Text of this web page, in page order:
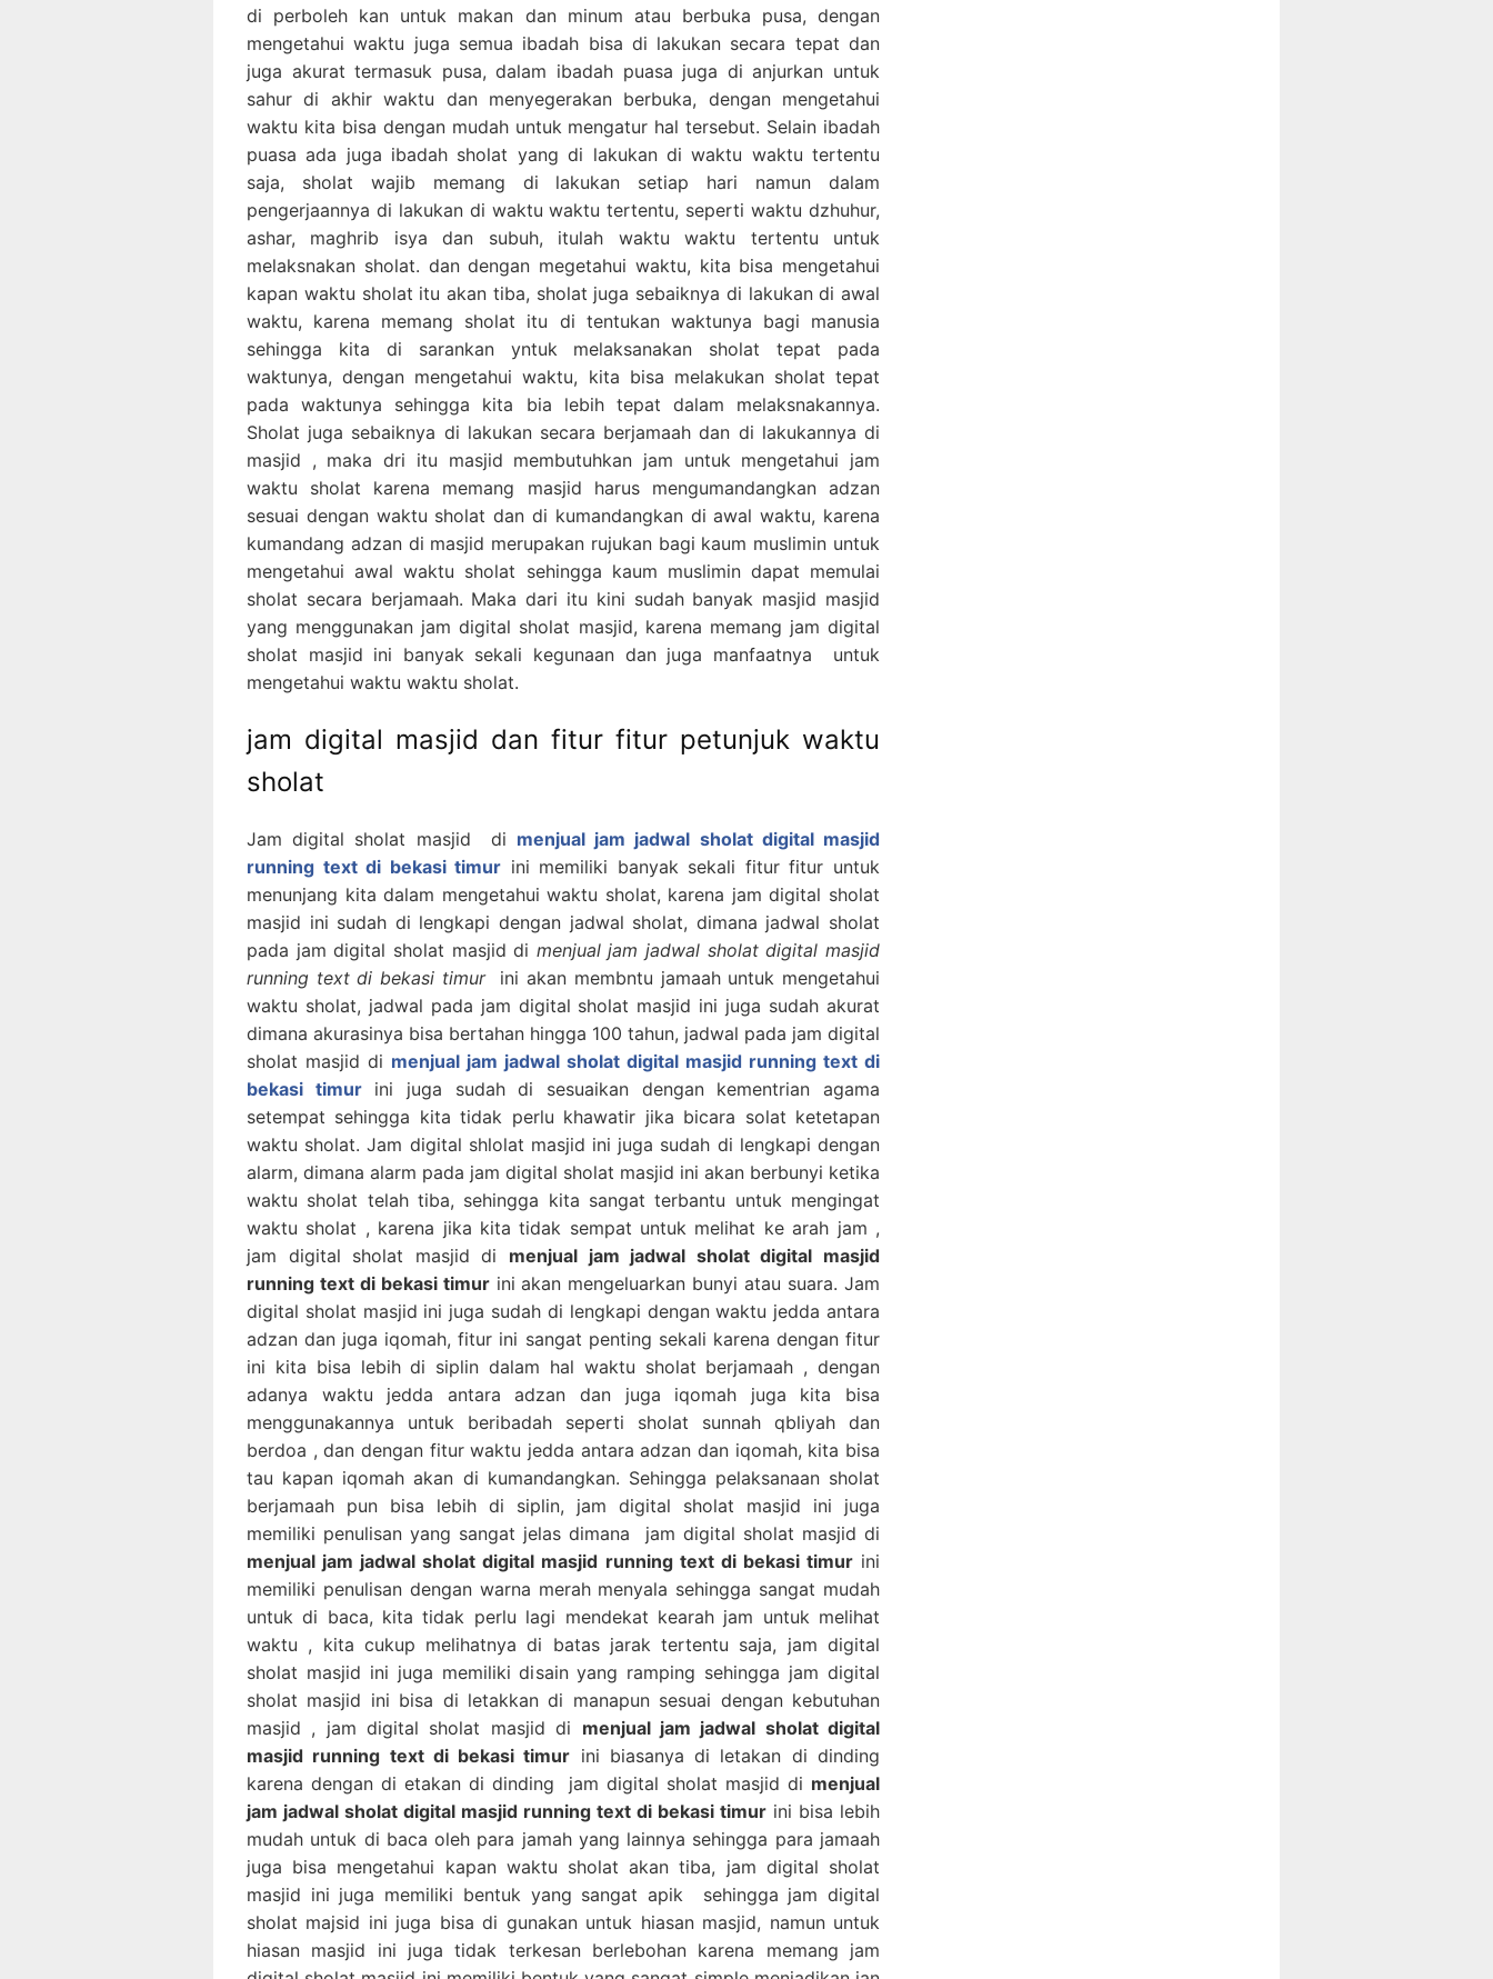
di perboleh kan untuk makan dan minum atau berbuka pusa, dengan
mengetahui waktu juga semua ibadah bisa di lakukan secara tepat dan
juga akurat termasuk pusa, dalam ibadah puasa juga di anjurkan untuk
sahur di akhir waktu dan menyegerakan berbuka, dengan mengetahui
waktu kita bisa dengan mudah untuk mengatur hal tersebut. Selain ibadah
puasa ada juga ibadah sholat yang di lakukan di waktu waktu tertentu
saja, sholat wajib memang di lakukan setiap hari namun dalam
pengerjaannya di lakukan di waktu waktu tertentu, seperti waktu dzhuhur,
ashar, maghrib isya dan subuh, itulah waktu waktu tertentu untuk
melaksnakan sholat. dan dengan megetahui waktu, kita bisa mengetahui
kapan waktu sholat itu akan tiba, sholat juga sebaiknya di lakukan di awal
waktu, karena memang sholat itu di tentukan waktunya bagi manusia
sehingga kita di sarankan yntuk melaksanakan sholat tepat pada
waktunya, dengan mengetahui waktu, kita bisa melakukan sholat tepat
pada waktunya sehingga kita bia lebih tepat dalam melaksnakannya.
Sholat juga sebaiknya di lakukan secara berjamaah dan di lakukannya di
masjid , maka dri itu masjid membutuhkan jam untuk mengetahui jam
waktu sholat karena memang masjid harus mengumandangkan adzan
sesuai dengan waktu sholat dan di kumandangkan di awal waktu, karena
kumandang adzan di masjid merupakan rujukan bagi kaum muslimin untuk
mengetahui awal waktu sholat sehingga kaum muslimin dapat memulai
sholat secara berjamaah. Maka dari itu kini sudah banyak masjid masjid
yang menggunakan jam digital sholat masjid, karena memang jam digital
sholat masjid ini banyak sekali kegunaan dan juga manfaatnya untuk
mengetahui waktu waktu sholat.
jam digital masjid dan fitur fitur petunjuk waktu
sholat
Jam digital sholat masjid di menjual jam jadwal sholat digital masjid
running text di bekasi timur ini memiliki banyak sekali fitur fitur untuk
menunjang kita dalam mengetahui waktu sholat, karena jam digital sholat
masjid ini sudah di lengkapi dengan jadwal sholat, dimana jadwal sholat
pada jam digital sholat masjid di menjual jam jadwal sholat digital masjid
running text di bekasi timurini akan membntu jamaah untuk mengetahui
waktu sholat, jadwal pada jam digital sholat masjid ini juga sudah akurat
dimana akurasinya bisa bertahan hingga 100 tahun, jadwal pada jam digital
sholat masjid di menjual jam jadwal sholat digital masjid running text di
bekasi timurini juga sudah di sesuaikan dengan kementrian agama
setempat sehingga kita tidak perlu khawatir jika bicara solat ketetapan
waktu sholat. Jam digital shlolat masjid ini juga sudah di lengkapi dengan
alarm, dimana alarm pada jam digital sholat masjid ini akan berbunyi ketika
waktu sholat telah tiba, sehingga kita sangat terbantu untuk mengingat
waktu sholat , karena jika kita tidak sempat untuk melihat ke arah jam ,
jam digital sholat masjid di menjual jam jadwal sholat digital masjid
running text di bekasi timurini akan mengeluarkan bunyi atau suara. Jam
digital sholat masjid ini juga sudah di lengkapi dengan waktu jedda antara
adzan dan juga iqomah, fitur ini sangat penting sekali karena dengan fitur
ini kita bisa lebih di siplin dalam hal waktu sholat berjamaah , dengan
adanya waktu jedda antara adzan dan juga iqomah juga kita bisa
menggunakannya untuk beribadah seperti sholat sunnah qbliyah dan
berdoa , dan dengan fitur waktu jedda antara adzan dan iqomah, kita bisa
tau kapan iqomah akan di kumandangkan. Sehingga pelaksanaan sholat
berjamaah pun bisa lebih di siplin, jam digital sholat masjid ini juga
memiliki penulisan yang sangat jelas dimana jam digital sholat masjid di
menjual jam jadwal sholat digital masjid running text di bekasi timurini
memiliki penulisan dengan warna merah menyala sehingga sangat mudah
untuk di baca, kita tidak perlu lagi mendekat kearah jam untuk melihat
waktu , kita cukup melihatnya di batas jarak tertentu saja, jam digital
sholat masjid ini juga memiliki disain yang ramping sehingga jam digital
sholat masjid ini bisa di letakkan di manapun sesuai dengan kebutuhan
masjid , jam digital sholat masjid di menjual jam jadwal sholat digital
masjid running text di bekasi timur ini biasanya di letakan di dinding
karena dengan di etakan di dinding jam digital sholat masjid di menjual
jam jadwal sholat digital masjid running text di bekasi timur ini bisa lebih
mudah untuk di baca oleh para jamah yang lainnya sehingga para jamaah
juga bisa mengetahui kapan waktu sholat akan tiba, jam digital sholat
masjid ini juga memiliki bentuk yang sangat apik sehingga jam digital
sholat majsid ini juga bisa di gunakan untuk hiasan masjid, namun untuk
hiasan masjid ini juga tidak terkesan berlebohan karena memang jam